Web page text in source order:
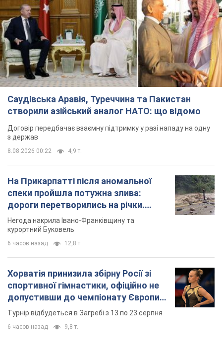
Саудівська Аравія, Туреччина та Пакистан
створили азійський аналог НАТО: що відомо
Договір передбачає взаємну підтримку у разі нападу на одну
з держав
8.08.2026 00:22 4,9 т.
На Прикарпатті після аномальної
спеки пройшла потужна злива:
дороги перетворились на річки.
Відео
Негода накрила Івано-Франківщину та
курортний Буковель
6 часов назад 12,8 т.
Хорватія принизила збірну Росії зі
спортивної гімнастики, офіційно не
допустивши до чемпіонату Європи
основних спортсменів
Турнір відбудеться в Загребі з 13 по 23 серпня
6 часов назад 9,8 т.